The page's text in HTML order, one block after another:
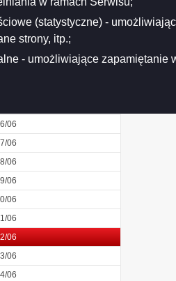
(statystyczne) -
strony, itp.;
- umożliwiające zapamiętanie
05
04
06
06
06
06
06
06
06
06
06